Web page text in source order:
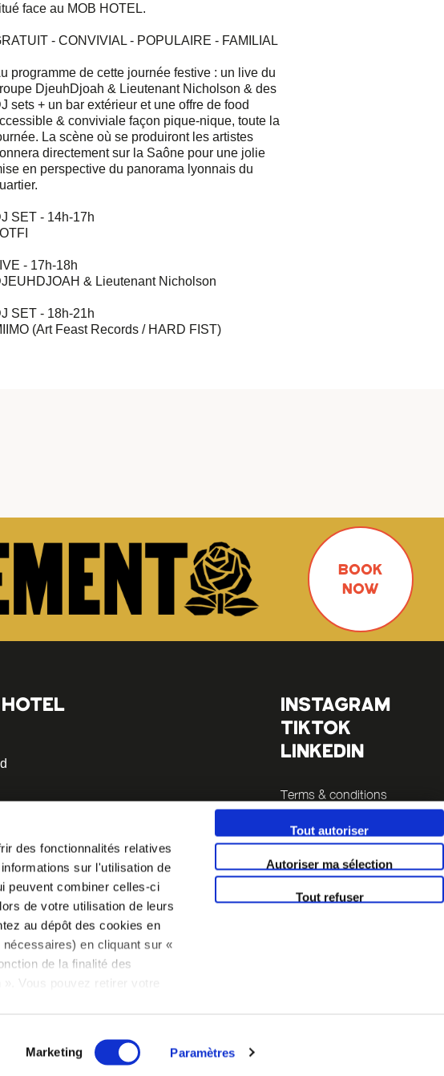
des fonctionnalités relatives
sur l'utilisation de
peuvent combiner celles-ci
de votre utilisation de leurs
au dépôt des cookies en
en cliquant sur «
de la finalité des
Vous pouvez retirer votre
Marketing Paramètres
Tout autoriser
Autoriser ma sélection
Tout refuser
face au MOB HOTEL.
- CONVIVIAL - POPULAIRE - FAMILIAL
programme de cette journée festive : un live du
DjeuhDjoah & Lieutenant Nicholson & des
sets + un bar extérieur et une offre de food
& conviviale façon pique-nique, toute la
La scène où se produiront les artistes
directement sur la Saône pour une jolie
en perspective du panorama lyonnais du
SET - 14h-17h
- 17h-18h
& Lieutenant Nicholson
SET - 18h-21h
(Art Feast Records / HARD FIST)
BOOK
NOW
Le Sucre et la Sucrière
INSTAGRAM
TIKTOK
LINKEDIN
Terms & conditions
Legals
BORDEAUX